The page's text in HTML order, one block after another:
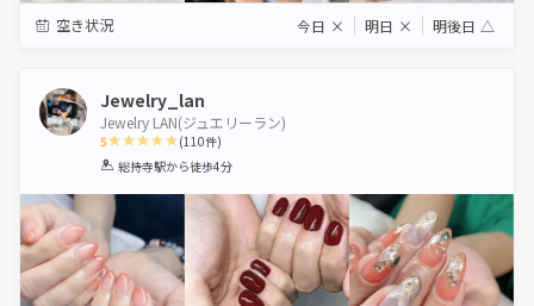
空き状況 今日 × 明日 × 明後日 △
Jewelry_lan
Jewelry LAN(ジュエリーラン)
5
1 2 3 4 5
(110件)
総持寺駅から徒歩4分